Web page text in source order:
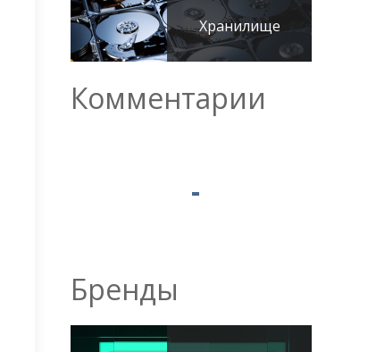
Хранилище
Комментарии
Бренды